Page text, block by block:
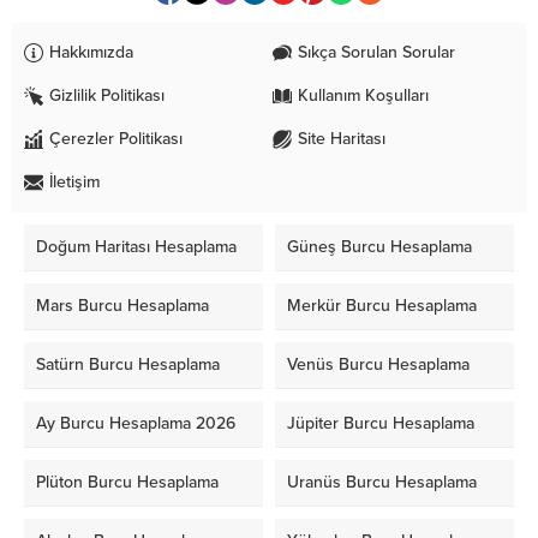
Hakkımızda Sıkça Sorulan Sorular
Gizlilik Politikası Kullanım Koşulları
Çerezler Politikası Site Haritası
İletişim
Doğum Haritası Hesaplama Güneş Burcu Hesaplama
Mars Burcu Hesaplama Merkür Burcu Hesaplama
Satürn Burcu Hesaplama Venüs Burcu Hesaplama
Ay Burcu Hesaplama 2026 Jüpiter Burcu Hesaplama
Plüton Burcu Hesaplama Uranüs Burcu Hesaplama